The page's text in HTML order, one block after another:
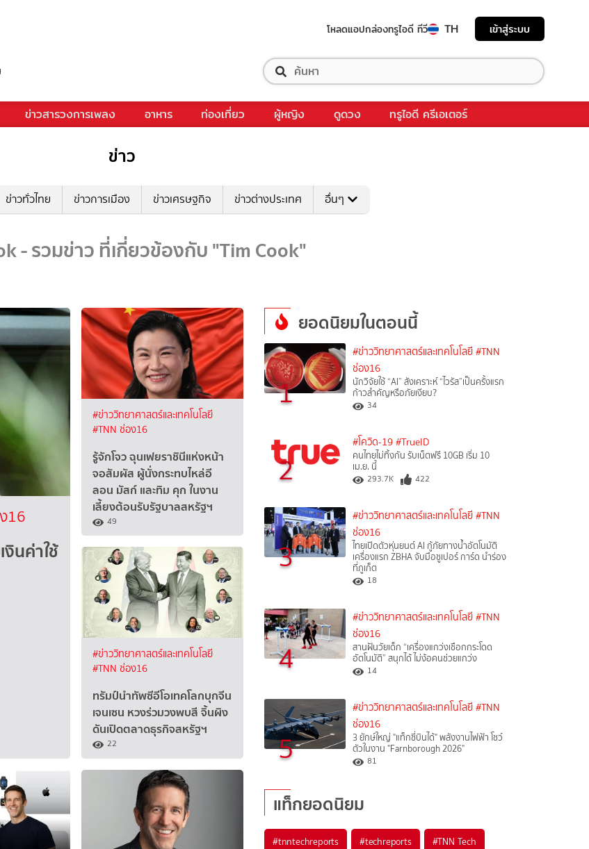
โหลดแอปกล่องทรูไอดี ทีวี TH เข้าสู่ระบบ
ข่าวสารวงการเพลง อาหาร ท่องเที่ยว ผู้หญิง ดูดวง ทรูไอดี ครีเอเตอร์
ข่าว
ข่าวทั่วไทย ข่าวการเมือง ข่าวเศรษฐกิจ ข่าวต่างประเทศ อื่นๆ
- รวมข่าว ที่เกี่ยวข้องกับ "Tim Cook"
16
งินค่าใช้
#ข่าววิทยาศาสตร์และเทคโนโลยี
#TNN ช่อง16
รู้จักโจว ฉุนเฟยราชินีแห่งหน้า
จอสัมผัส ผู้นั่งกระทบไหล่อี
ลอน มัสก์ และทิม คุก ในงาน
เลี้ยงต้อนรับรัฐบาลสหรัฐฯ
49
#ข่าววิทยาศาสตร์และเทคโนโลยี
#TNN ช่อง16
ทรัมป์นำทัพซีอีโอเทคโลกบุกจีน
เจนเซน หวงร่วมวงพบสี จิ้นผิง
ดันเปิดตลาดธุรกิจสหรัฐฯ
22
ยอดนิยมในตอนนี้
1
#ข่าววิทยาศาสตร์และเทคโนโลยี #TNN
ช่อง16
นักวิจัยใช้ “AI” สังเคราะห์ “ไวรัส”เป็นครั้งแรก
ก้าวสำคัญหรือภัยเงียบ?
34
2
#โควิด-19 #TrueID
คนไทยไม่ทิ้งกัน รับเน็ตฟรี 10GB เริ่ม 10
เม.ย. นี้
293.7K 422
3
#ข่าววิทยาศาสตร์และเทคโนโลยี #TNN
ช่อง16
ไทยเปิดตัวหุ่นยนต์ AI กู้ภัยทางน้ำอัตโนมัติ
เครื่องแรก ZBHA จับมือซูเปอร์ การ์ด นำร่อง
ที่ภูเก็ต
18
4
#ข่าววิทยาศาสตร์และเทคโนโลยี #TNN
ช่อง16
สานฝันวัยเด็ก “เครื่องแกว่งเชือกกระโดด
อัตโนมัติ” สนุกได้ ไม่ง้อคนช่วยแกว่ง
14
5
#ข่าววิทยาศาสตร์และเทคโนโลยี #TNN
ช่อง16
3 ยักษ์ใหญ่ "แท็กซี่บินได้" พลังงานไฟฟ้า โชว์
ตัวในงาน "Farnborough 2026"
81
แท็กยอดนิยม
#tnntechreports #techreports #TNN Tech